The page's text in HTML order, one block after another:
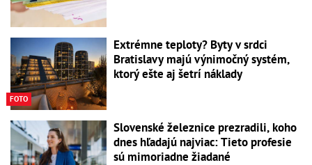
FOTO
Extrémne teploty? Byty v srdci
Bratislavy majú výnimočný systém,
ktorý ešte aj šetrí náklady
Slovenské železnice prezradili, koho
dnes hľadajú najviac: Tieto profesie
sú mimoriadne žiadané